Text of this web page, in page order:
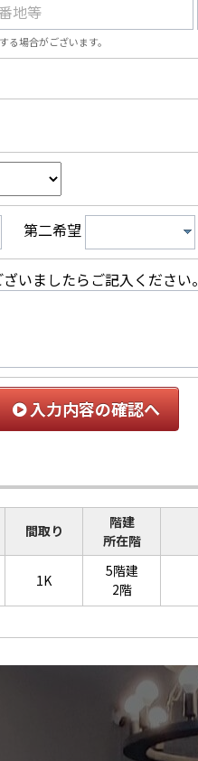
地等
場合がございます。
第二希望
いましたらご記入ください。
入力内容の確認へ
間取り
階建
所在階
1K
5階建
2階